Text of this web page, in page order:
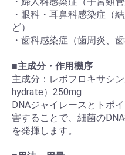
・眼科・耳鼻科感染症（
ど）
・歯科感染症（歯周炎、
■主成分・作用機序
主成分：レボフロキサシ
hydrate）250mg
DNAジャイレースとトポ
害することで、細菌の
を発揮します。